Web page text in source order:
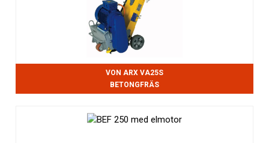
VON ARX VA25S
BETONGFRÄS